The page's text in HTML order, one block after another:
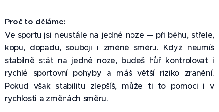
Proč to děláme:
Ve sportu jsi neustále na jedné noze — při běhu, střele,
kopu, dopadu, souboji i změně směru. Když neumíš
stabilně stát na jedné noze, budeš hůř kontrolovat i
rychlé sportovní pohyby a máš větší riziko zranění.
Pokud však stabilitu zlepšíš, může ti to pomoci i v
rychlosti a změnách směru.